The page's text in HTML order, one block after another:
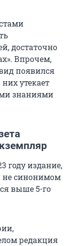
достаточно
Впрочем,
появился
утекает
знаниями
году издание,
не синонимом
выше 5-го
редакция